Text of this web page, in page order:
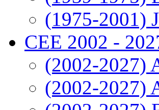
(1975-2001)
CEE 2002 -
(2002-2027)
(2002-2027)